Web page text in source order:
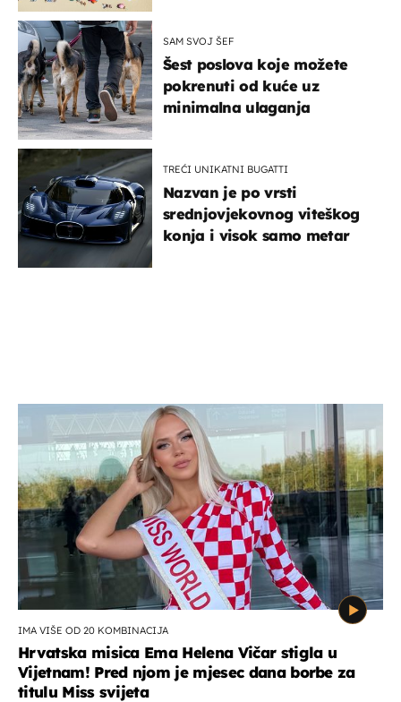
SAM SVOJ ŠEF
Šest poslova koje možete
pokrenuti od kuće uz
minimalna ulaganja
TREĆI UNIKATNI BUGATTI
Nazvan je po vrsti
srednjovjekovnog viteškog
konja i visok samo metar
IMA VIŠE OD 20 KOMBINACIJA
Hrvatska misica Ema Helena Vičar stigla u
Vijetnam! Pred njom je mjesec dana borbe za
titulu Miss svijeta